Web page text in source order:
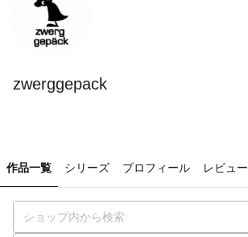
zwerggepack
作品一覧 シリーズ プロフィール レビュー